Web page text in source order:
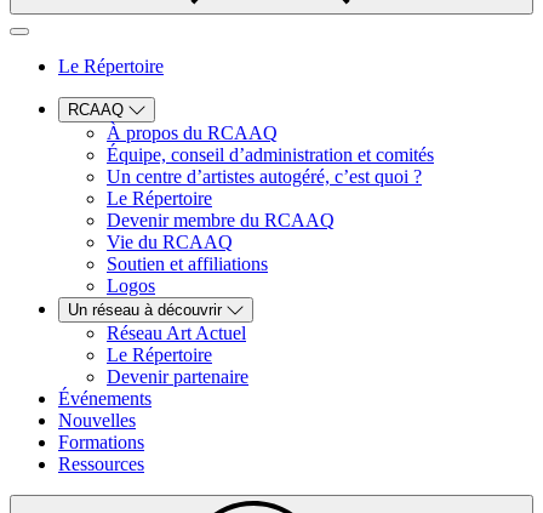
Le Répertoire
RCAAQ
À propos du RCAAQ
Équipe, conseil d’administration et comités
Un centre d’artistes autogéré, c’est quoi ?
Le Répertoire
Devenir membre du RCAAQ
Vie du RCAAQ
Soutien et affiliations
Logos
Un réseau à découvrir
Réseau Art Actuel
Le Répertoire
Devenir partenaire
Événements
Nouvelles
Formations
Ressources